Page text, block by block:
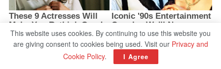
This website uses cookies. By continuing to use this website you
are giving consent to cookies being used. Visit our Privacy and
Cookie Policy. I Agree